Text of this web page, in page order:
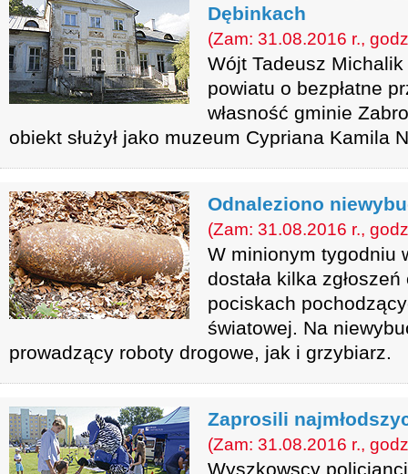
Dębinkach
(Zam: 31.08.2016 r.,
Wójt Tadeusz Michalik
powiatu o bezpłatne
własność gminie
obiekt służył jako muzeum Cypriana Kamila
Odnaleziono
(Zam: 31.08.2016 r.,
W minionym tygodniu
dostała kilka
pociskach
światowej. Na
prowadzący roboty drogowe, jak i grzybiarz.
Zaprosili
(Zam: 31.08.2016 r.,
Wyszkowscy